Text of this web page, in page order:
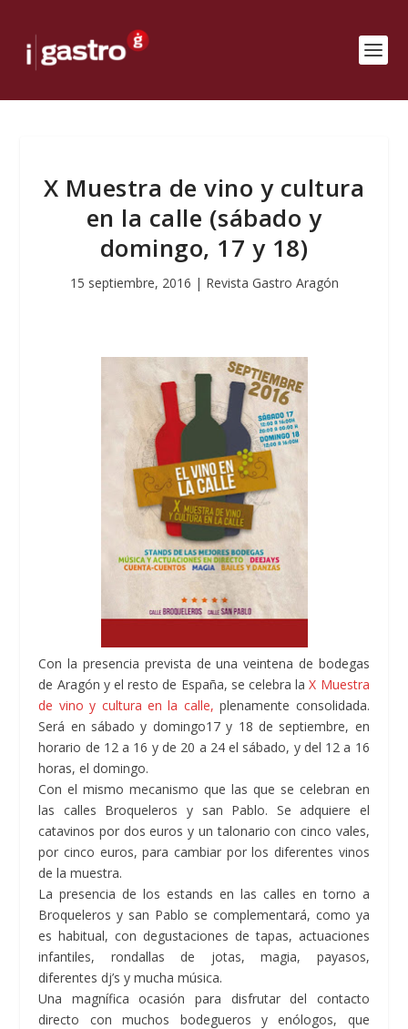
X Muestra de vino y cultura
en la calle (sábado y
domingo, 17 y 18)
15 septiembre, 2016 | Revista Gastro Aragón
Con la presencia prevista de una veintena de bodegas
de Aragón y el resto de España, se celebra laX Muestra
de vino y cultura en la calle, plenamente consolidada.
Será en sábado y domingo17 y 18 de septiembre, en
horario de 12 a 16 y de 20 a 24 el sábado, y del 12 a 16
horas, el domingo.
Con el mismo mecanismo que las que se celebran en
las calles Broqueleros y san Pablo. Se adquiere el
catavinos por dos euros y un talonario con cinco vales,
por cinco euros, para cambiar por los diferentes vinos
de la muestra.
La presencia de los estands en las calles en torno a
Broqueleros y san Pablo se complementará, como ya
es habitual, con degustaciones de tapas, actuaciones
infantiles, rondallas de jotas, magia, payasos,
diferentes dj’s y mucha música.
Una magnífica ocasión para disfrutar del contacto
directo con muchos bodegueros y enólogos, que